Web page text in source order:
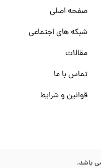
صفحه اصلی
شبکه های اجتماعی
مقالات
تماس با ما
قوانین و شرایط
باشد.